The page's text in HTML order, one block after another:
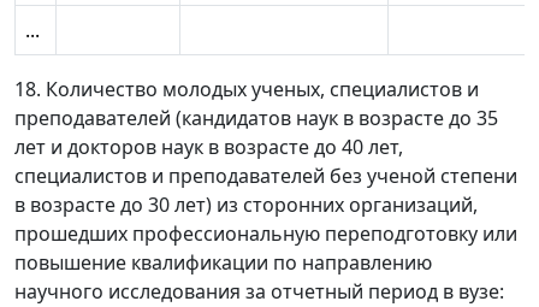
...
18. Количество молодых ученых, специалистов и
преподавателей (кандидатов наук в возрасте до 35
лет и докторов наук в возрасте до 40 лет,
специалистов и преподавателей без ученой степени
в возрасте до 30 лет) из сторонних организаций,
прошедших профессиональную переподготовку или
повышение квалификации по направлению
научного исследования за отчетный период в вузе: